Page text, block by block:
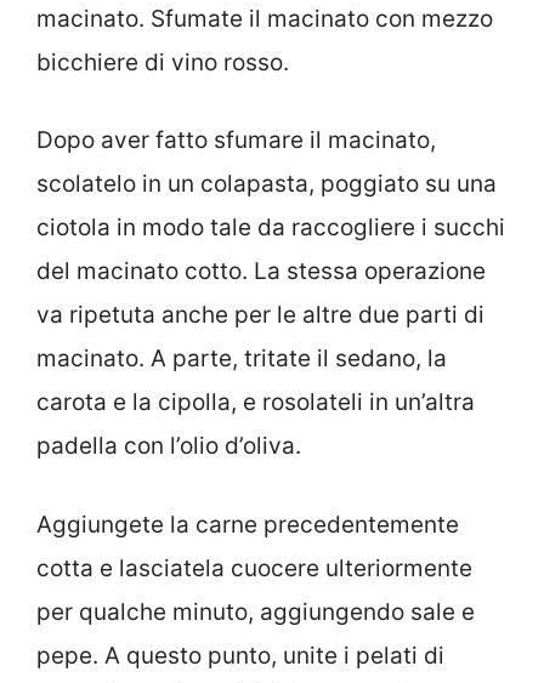
macinato. Sfumate il macinato con mezzo
bicchiere di vino rosso.
Dopo aver fatto sfumare il macinato,
scolatelo in un colapasta, poggiato su una
ciotola in modo tale da raccogliere i succhi
del macinato cotto. La stessa operazione
va ripetuta anche per le altre due parti di
macinato. A parte, tritate il sedano, la
carota e la cipolla, e rosolateli in un’altra
padella con l’olio d’oliva.
Aggiungete la carne precedentemente
cotta e lasciatela cuocere ulteriormente
per qualche minuto, aggiungendo sale e
pepe. A questo punto, unite i pelati di